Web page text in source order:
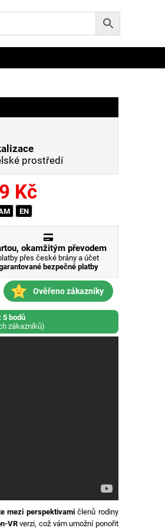
prostředí
Kč
EN
okamžitým převodem
přes české brány a účet
bezpečné platby
Ověřeno zákazníky
5 bodů
zákazníků)
mezi perspektivamičlenů rodiny
VRverzi, což vám umožní ponořit